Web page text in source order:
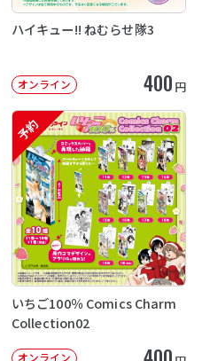
ハイキュー!! ねむらせ隊3
オンライン 400 円
予約
いちご100％ Comics Charm
Collection02
オンライン